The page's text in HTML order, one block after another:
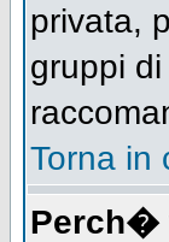
privata,
gruppi
Torna in
Perch�